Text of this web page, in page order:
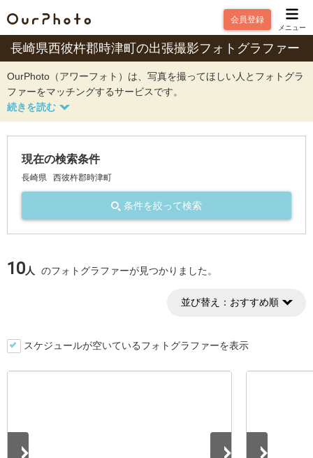
会員登録
メニュー
長崎県西彼杵郡時津町の出張撮影フォトグラファー
OurPhoto（アワーフォト）は、写真を撮ってほしい人とフォトグラ
ファーをマッチングするサービスです。
現在の検索条件
長崎県 西彼杵郡時津町
条件を絞って検索
10人 のフォトグラファーが見つかりました。
並び替え： おすすめ順
スケジュールが空いているフォトグラファーを表示